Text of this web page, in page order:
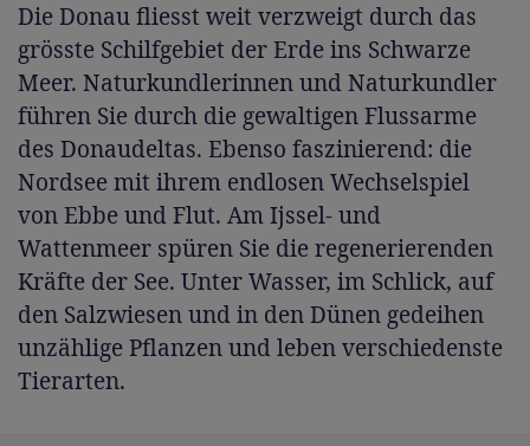
Die Donau fliesst weit verzweigt durch das
grösste Schilfgebiet der Erde ins Schwarze
Meer. Naturkundlerinnen und Naturkundler
führen Sie durch die gewaltigen Flussarme
des Donaudeltas. Ebenso faszinierend: die
Nordsee mit ihrem endlosen Wechselspiel
von Ebbe und Flut. Am Ijssel- und
Wattenmeer spüren Sie die regenerierenden
Kräfte der See. Unter Wasser, im Schlick, auf
den Salzwiesen und in den Dünen gedeihen
unzählige Pflanzen und leben verschiedenste
Tierarten.